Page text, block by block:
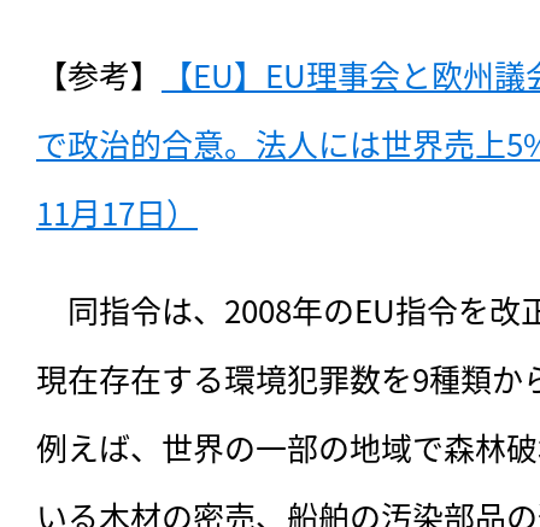
【参考】
【EU】EU理事会と欧州
で政治的合意。法人には世界売上
11月17日）
同指令は、 2008年のEU指令を改
現在存在する環境犯罪数を9種類か
例えば、世界の一部の地域で森林
いる木材の密売、船舶の汚染部品